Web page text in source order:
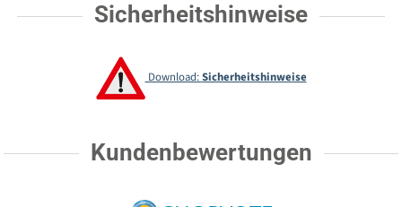
Sicherheitshinweise
Download:Sicherheitshinweise
Kundenbewertungen